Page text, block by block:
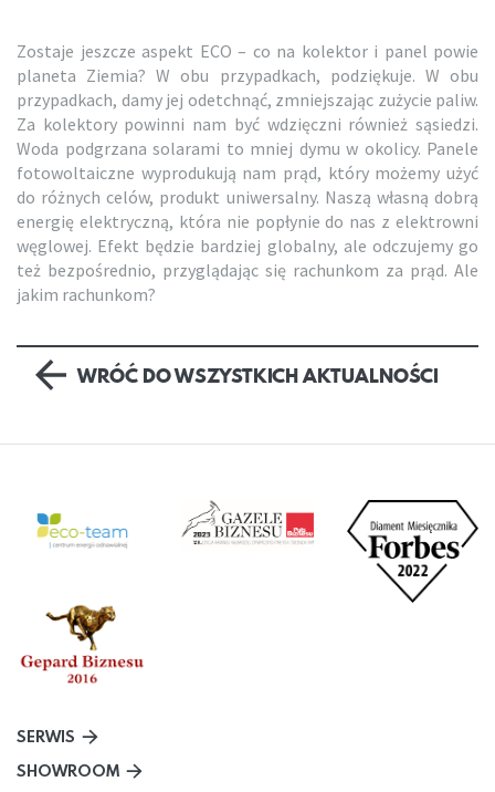
Zostaje jeszcze aspekt ECO – co na kolektor i panel powie
planeta Ziemia? W obu przypadkach, podziękuje. W obu
przypadkach, damy jej odetchnąć, zmniejszając zużycie paliw.
Za kolektory powinni nam być wdzięczni również sąsiedzi.
Woda podgrzana solarami to mniej dymu w okolicy. Panele
fotowoltaiczne wyprodukują nam prąd, który możemy użyć
do różnych celów, produkt uniwersalny. Naszą własną dobrą
energię elektryczną, która nie popłynie do nas z elektrowni
węglowej. Efekt będzie bardziej globalny, ale odczujemy go
też bezpośrednio, przyglądając się rachunkom za prąd. Ale
jakim rachunkom?
WRÓĆ DO WSZYSTKICH AKTUALNOŚCI
SERWIS
SHOWROOM